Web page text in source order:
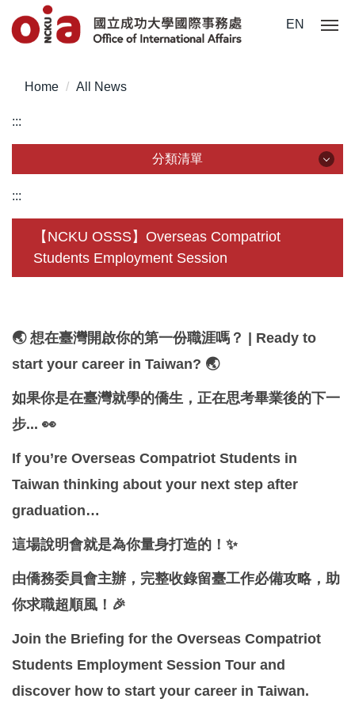
Jump
to
content
EN
Home All News
:::
分類清單
About Us
Incoming Application
Life @ NCKU
Global Engagement
:::
【NCKU OSSS】Overseas Compatriot
Students Employment Session
🌏 想在臺灣開啟你的第一份職涯嗎？ | Ready to
start your career in Taiwan? 🌏
如果你是在臺灣就學的僑生，正在思考畢業後的下一
步... 👀
If you’re Overseas Compatriot Students in
Taiwan thinking about your next step after
graduation…
這場說明會就是為你量身打造的！✨
由僑務委員會主辦，完整收錄留臺工作必備攻略，助
你求職超順風！🎉
Join the Briefing for the Overseas Compatriot
Students Employment Session Tour and
discover how to start your career in Taiwan.